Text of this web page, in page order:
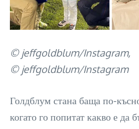
© jeffgoldblum/Instagram,
© jeffgoldblum/Instagram
Голдблум стана баща по-
когато го попитат какво е да